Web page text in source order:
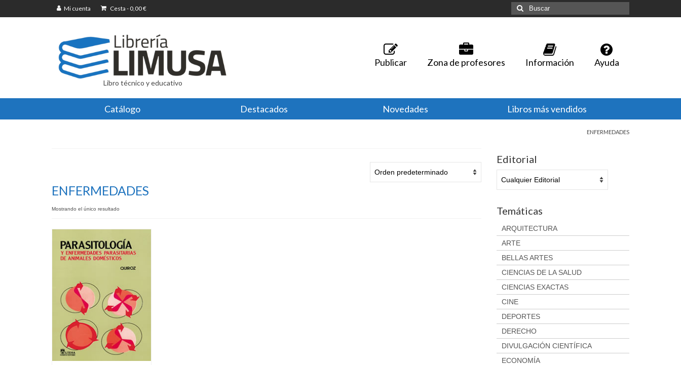
Mi cuenta Cesta - 0,00€
Buscar
por:
Libro técnico y educativo
Publicar Zona de profesores Información Ayuda
Catálogo Destacados Novedades Libros más vendidos
ENFERMEDADES
ENFERMEDADES
Mostrando el único resultado
Editorial
Temáticas
ARQUITECTURA
ARTE
BELLAS ARTES
CIENCIAS DE LA SALUD
CIENCIAS EXACTAS
CINE
DEPORTES
DERECHO
DIVULGACIÓN CIENTÍFICA
ECONOMÍA